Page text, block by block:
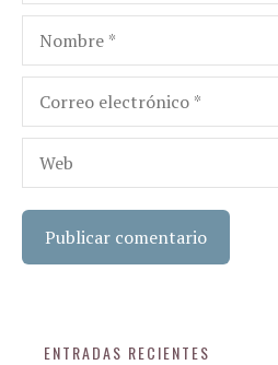
Nombre
Correo
electrónico
Web
ENTRADAS RECIENTES